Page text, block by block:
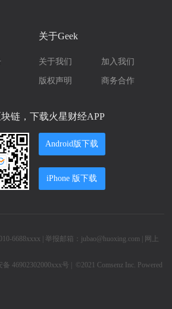
关于Geek
关于我们 加入我们
版权声明 商务合作
链，下载火星财经APP
Android版下载
iPhone 版下载
6688xxxx | 举报邮箱：jubao@huoxing.com |
网上
备 46902302000xxx号 | ©2021 Comsenz Inc. Powered